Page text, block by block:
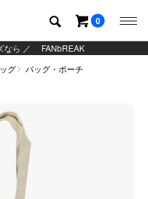
なら ／ FANbREAK
0
グ バッグ・ポーチ